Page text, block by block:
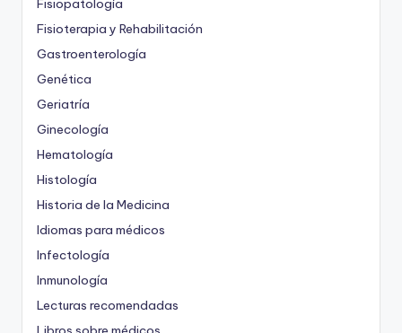
Fisioterapia y Rehabilitación
Gastroenterología
Genética
Geriatría
Ginecología
Hematología
Histología
Historia de la Medicina
Idiomas para médicos
Infectología
Inmunología
Lecturas recomendadas